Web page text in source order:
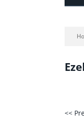
<<